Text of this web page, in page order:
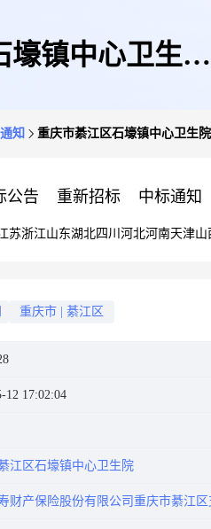
壕镇中心卫生院
知 重庆市綦江区石壕镇中心卫生
公告 重新招标 中标通知
苏浙江山东湖北四川 河北河南天津山
重庆市 綦江区
12 17:02:04
江区石壕镇中心卫生院
财产保险股份有限公司重庆市綦江